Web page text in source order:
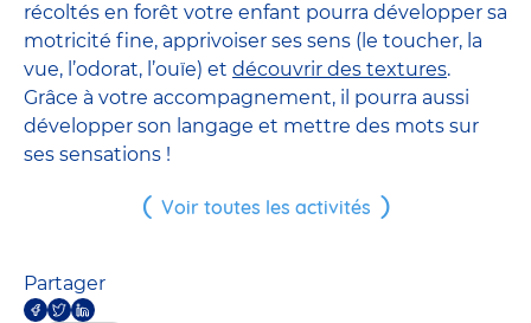
récoltés en forêt votre enfant pourra développer sa
motricité fine, apprivoiser ses sens (le toucher, la
vue, l’odorat, l’ouïe) et découvrir des textures.
Grâce à votre accompagnement, il pourra aussi
développer son langage et mettre des mots sur
ses sensations !
Voir toutes les activités
Partager